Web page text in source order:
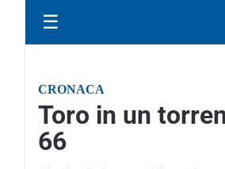
☰
CRONACA
Toro in un
66